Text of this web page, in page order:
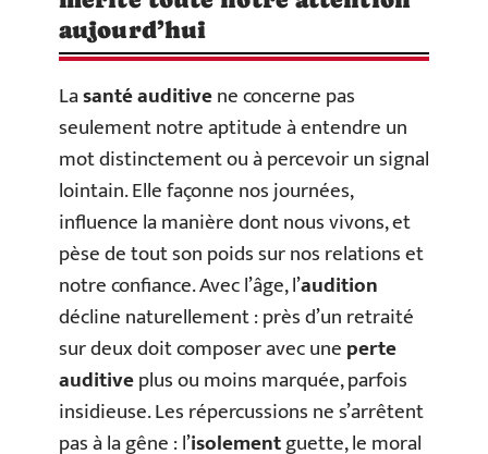
aujourd’hui
Lasanté auditivene concerne pas
seulement notre aptitude à entendre un
mot distinctement ou à percevoir un signal
lointain. Elle façonne nos journées,
influence la manière dont nous vivons, et
pèse de tout son poids sur nos relations et
notre confiance. Avec l’âge, l’audition
décline naturellement : près d’un retraité
sur deux doit composer avec uneperte
auditiveplus ou moins marquée, parfois
insidieuse. Les répercussions ne s’arrêtent
pas à la gêne : l’isolementguette, le moral